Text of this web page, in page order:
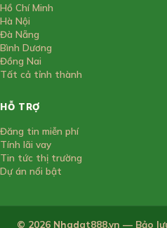
Hồ Chí Minh
Hà Nội
Đà Nẵng
Bình Dương
Đồng Nai
Tất cả tỉnh thành
HỖ TRỢ
Đăng tin miễn phí
Tính lãi vay
Tin tức thị trường
Dự án nổi bật
© 2026 Nhadat888.vn — Bảo